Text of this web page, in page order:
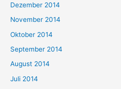
Dezember 2014
November 2014
Oktober 2014
September 2014
August 2014
Juli 2014